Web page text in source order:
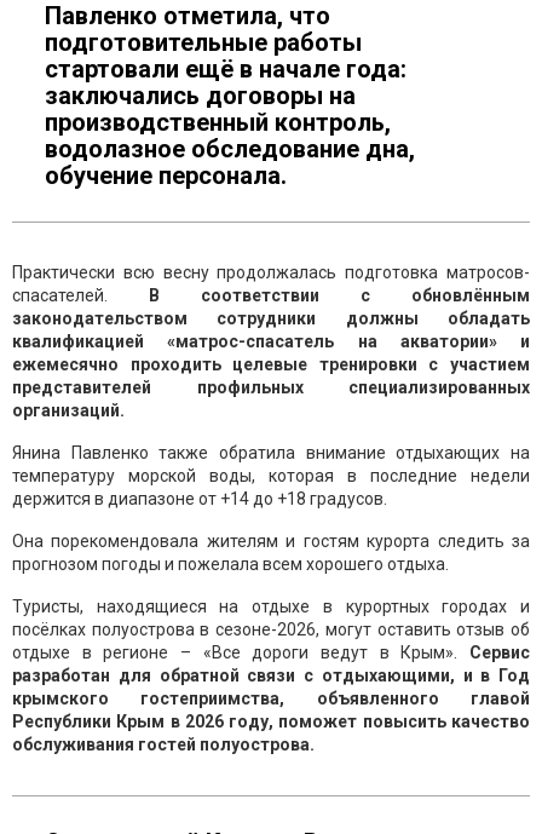
Павленко отметила, что
подготовительные работы
стартовали ещё в начале года:
заключались договоры на
производственный контроль,
водолазное обследование дна,
обучение персонала.
Практически всю весну продолжалась подготовка матросов-
спасателей.
В соответствии с обновлённым
законодательством сотрудники должны обладать
квалификацией «матрос-спасатель на акватории» и
ежемесячно проходить целевые тренировки с участием
представителей профильных специализированных
организаций.
Янина Павленко также обратила внимание отдыхающих на
температуру морской воды, которая в последние недели
держится в диапазоне от +14 до +18 градусов.
Она порекомендовала жителям и гостям курорта следить за
прогнозом погоды и пожелала всем хорошего отдыха.
Туристы, находящиеся на отдыхе в курортных городах и
посёлках полуострова в сезоне-2026, могут оставить отзыв об
отдыхе в регионе – «Все дороги ведут в Крым». Сервис
разработан для обратной связи с отдыхающими, и в Год
крымского гостеприимства, объявленного главой
Республики Крым в 2026 году, поможет повысить качество
обслуживания гостей полуострова.